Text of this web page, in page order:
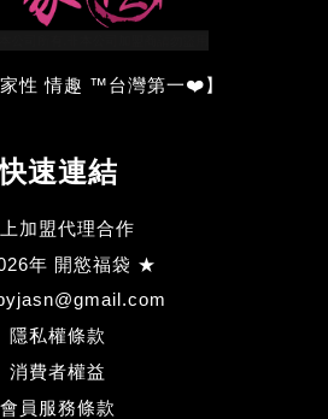
性 情趣 ™台灣第一❤️】
速連結
加盟代理合作
年 開慾福袋 ★
隱私權條款
消費者權益
會員服務條款